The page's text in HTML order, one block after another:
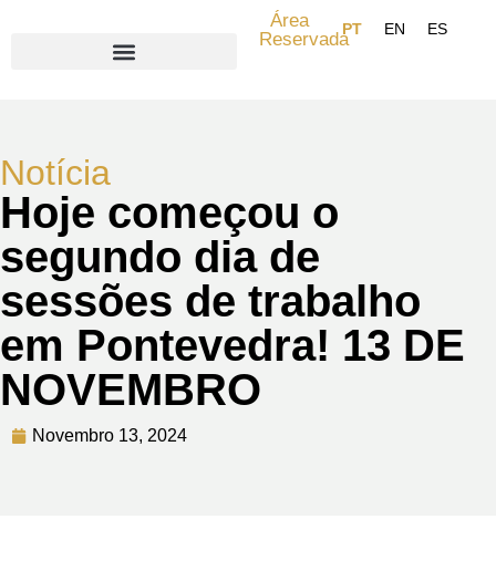
Área
Reservada
Notícia
Hoje começou o
segundo dia de
sessões de trabalho
em Pontevedra! 13 DE
NOVEMBRO
Novembro 13, 2024